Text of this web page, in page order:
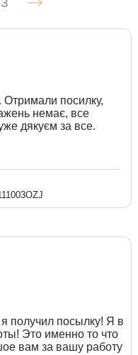
Отримали посилку,
немає, все
дякуєм за все.
получил посылку! Я в
Это именно то что
вам за вашу работу